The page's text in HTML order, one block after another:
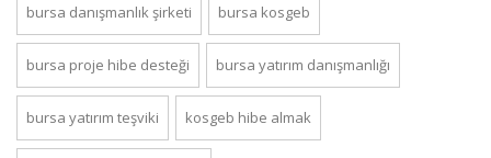
bursa danışmanlık şirketi bursa kosgeb
bursa proje hibe desteği bursa yatırım danışmanlığı
bursa yatırım teşviki kosgeb hibe almak